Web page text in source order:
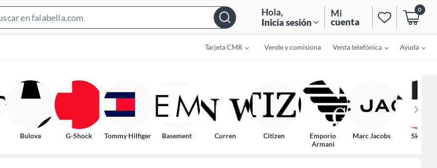
Bar
Hola,
Inicia sesión
Mi
cuenta
0
Tarjeta CMR Vende y comisiona Venta telefónica Ayuda
Bulova G-Shock Tommy Hilfiger Basement Curren Citizen
Emporio
Armani
Marc Jacobs Skmei